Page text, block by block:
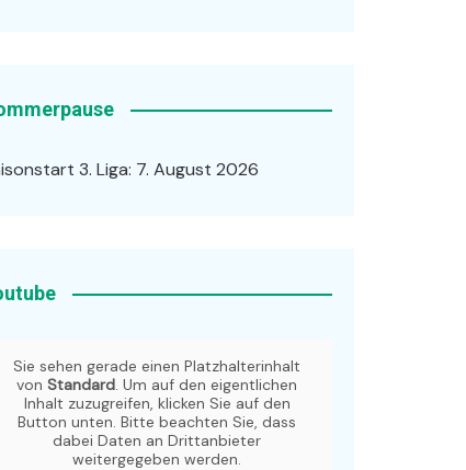
3. Liga: 7. August 2026
Sie sehen gerade einen Platzhalterinhalt
von Standard. Um auf den eigentlichen
Inhalt zuzugreifen, klicken Sie auf den
Button unten. Bitte beachten Sie, dass
dabei Daten an Drittanbieter
weitergegeben werden.